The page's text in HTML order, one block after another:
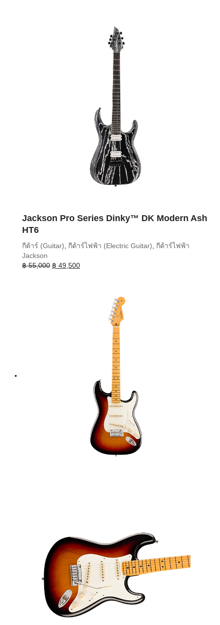
Jackson Pro Series Dinky™ DK Modern Ash
HT6
กีต้าร์ (Guitar) กีต้าร์ไฟฟ้า (Electric Guitar) กีต้าร์ไฟฟ้า
Jackson
฿55,000 Original
฿ 49,500Current